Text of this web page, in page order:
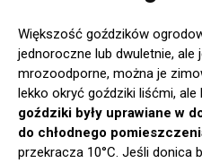
Większość goździków
jednoroczne lub dwuletnie, ale
mrozoodporne, można je
lekko okryć goździki liśćmi, ale
goździki były uprawiane w
do chłodnego
przekracza 10°C. Jeśli donica